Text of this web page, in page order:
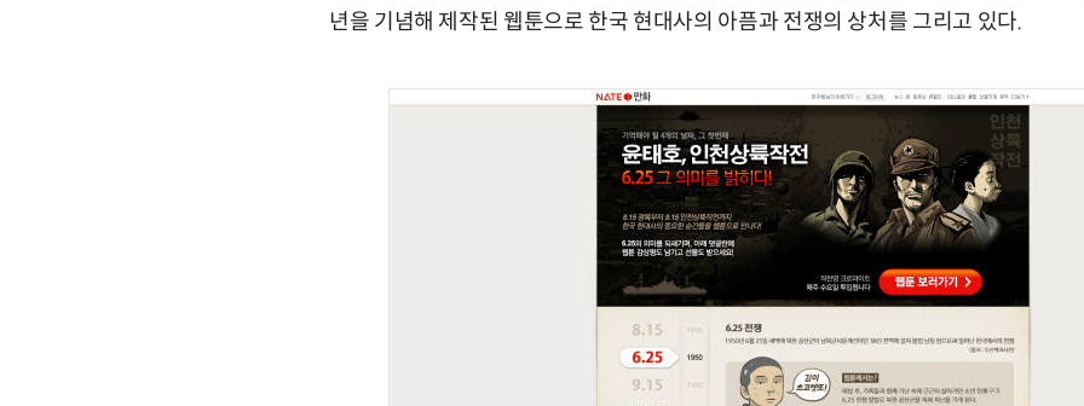
년을 기념해 제작된 웹툰으로 한국 현대사의 아픔과 전쟁의 상처를 그리고 있다.